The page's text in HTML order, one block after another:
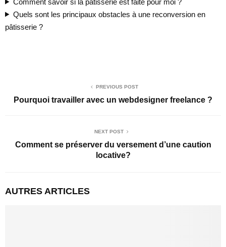
Quels sont les principaux obstacles à une reconversion en
pâtisserie ?
PREVIOUS POST
Pourquoi travailler avec un webdesigner freelance ?
NEXT POST
Comment se préserver du versement d’une caution
locative?
AUTRES ARTICLES